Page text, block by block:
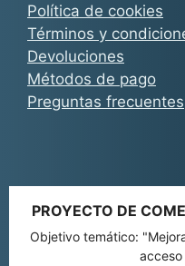
Política de cookies
Términos y
Devoluciones
Métodos de pago
Preguntas frecuentes
PROYECTO DE
Objetivo temático:
acceso